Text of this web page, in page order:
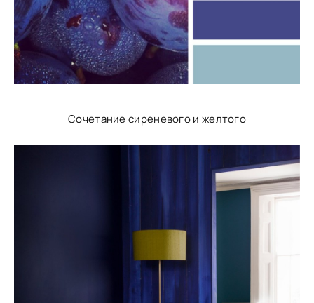
Сочетание сиреневого и желтого